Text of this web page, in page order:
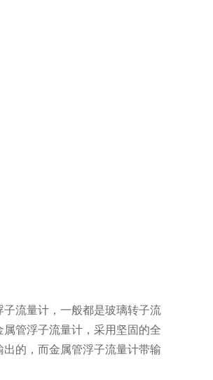
流量计，一般都是玻璃转子流
管浮子流量计，采用坚固的全
的，而金属管浮子流量计带输